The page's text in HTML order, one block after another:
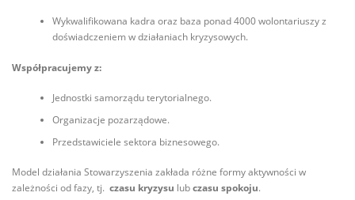
Wykwalifikowana kadra oraz baza ponad 4000 wolontariuszy z
doświadczeniem w działaniach kryzysowych.
Współpracujemy z:
Jednostki samorządu terytorialnego.
Organizacje pozarządowe.
Przedstawiciele sektora biznesowego.
Model działania Stowarzyszenia zakłada różne formy aktywności w
zależności od fazy, tj. czasu kryzysu lubczasu spokoju.